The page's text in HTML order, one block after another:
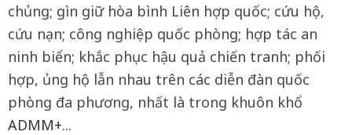
chủng; gìn giữ hòa bình Liên hợp quốc; cứu hộ,
cứu nạn; công nghiệp quốc phòng; hợp tác an
ninh biển; khắc phục hậu quả chiến tranh; phối
hợp, ủng hộ lẫn nhau trên các diễn đàn quốc
phòng đa phương, nhất là trong khuôn khổ
ADMM+...